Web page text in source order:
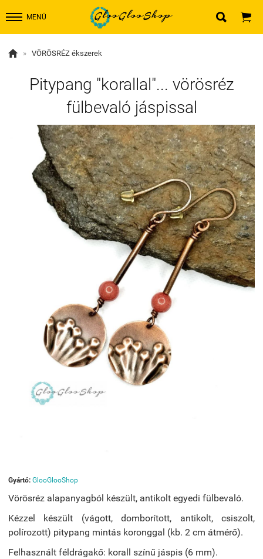
MENÜ  
 » VÖRÖSRÉZ ékszerek
Pitypang "korallal"... vörösréz
fülbevaló jáspissal
Gyártó: GlooGlooShop
Vörösréz alapanyagból készült, antikolt egyedi fülbevaló.
Kézzel készült (vágott, domborított, antikolt, csiszolt,
polírozott) pitypang mintás koronggal (kb. 2 cm átmérő).
Felhasznált féldrágakő: korall színű jáspis (6 mm).